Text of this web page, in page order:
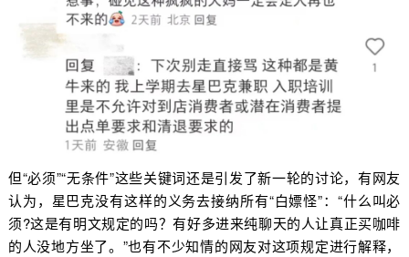
但“必须”“无条件”这些关键词还是引发了新一轮的讨论，有网友
认为，星巴克没有这样的义务去接纳所有“白嫖怪”：“什么叫必
须?这是有明文规定的吗？有好多进来纯聊天的人让真正买咖啡
的人没地方坐了。”也有不少知情的网友对这项规定进行解释，